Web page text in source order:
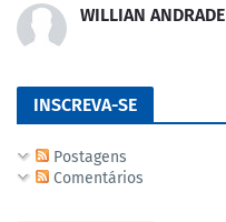
WILLIAN ANDRADE
INSCREVA-SE
Postagens
Comentários